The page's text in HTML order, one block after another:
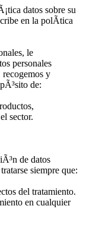
datos sobre su
en la polÃ­tica
le
personales
y
de:
sector.
de datos
siempre que:
del tratamiento.
en cualquier